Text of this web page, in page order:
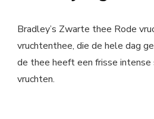
Bradley’s Zwarte thee Rode
vruchtenthee, die de hele dag
de thee heeft een frisse intense
vruchten.